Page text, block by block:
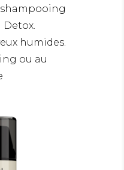
Detox.
humides.
ou au